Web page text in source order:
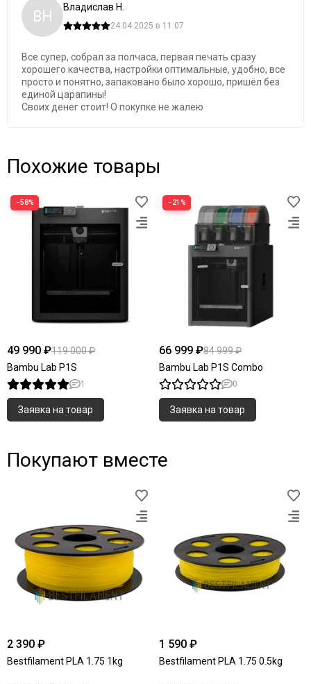
ВН Владислав Н.
24.04.2025 в 11:07
Все супер, собрал за полчаса, первая печать сразу
хорошего качества, настройки оптимальные, удобно, все
просто и понятно, запаковано было хорошо, пришёл без
единой царапины!
Своих денег стоит! О покупке не жалею
Похожие товары
−58%
49 990 ₽119 000 ₽
Bambu Lab P1S
1
Заявка на товар
−21%
66 999 ₽84 999 ₽
Bambu Lab P1S Combo
0
Заявка на товар
Покупают вместе
2 390 ₽
Bestfilament PLA 1.75 1kg
1 590 ₽
Bestfilament PLA 1.75 0.5kg